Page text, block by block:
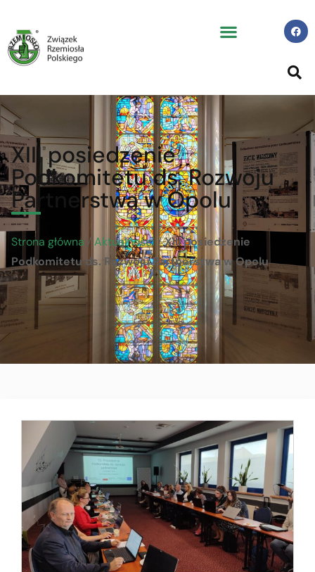
XIII posiedzenie
Podkomitetu ds. Rozwoju
Partnerstwa w Opolu
Strona główna / Aktualności /XIII posiedzenie
Podkomitetu ds. Rozwoju Partnerstwa w Opolu